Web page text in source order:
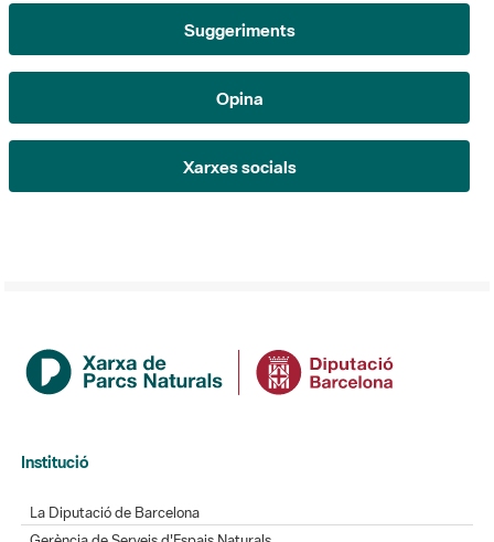
Opina
Xarxes socials
Institució
Gerència de Serveis d'Espais Naturals
Actualitat